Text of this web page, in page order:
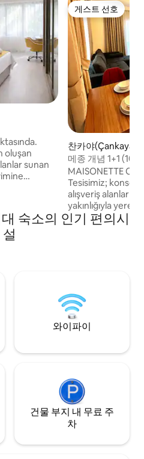
oluşan
sunan
kurumuna;
Hekim,
게스트 선호
게스트 선호
찬카야(Çankaya)
메종 개념 1+1 (10)
MAISONETTE
Tesisimiz;
alışveriş
yakınlığıyla yerel
ve turistler için
caziptir.
uygundur.
숙소의 인기 편의시
설
와이파이
건물 부지 내 무료 주
차